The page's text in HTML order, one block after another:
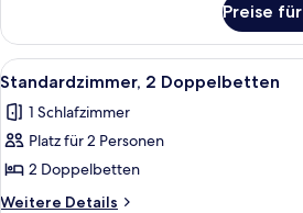
Doppelzimmer,
1 King-
Bett
Preise
Alle
Fotos
für
Standardzimmer,
2 Doppelbetten
anzeigen
Ein
5
Standardzimmer, 2 Doppelbetten
1 Schlafzimmer
Platz für 2 Personen
2 Doppelbetten
Weitere Details
Weitere